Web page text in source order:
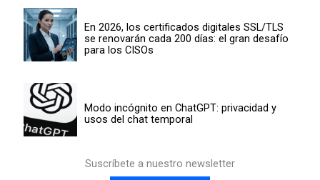
En 2026, los certificados digitales SSL/TLS
se renovarán cada 200 días: el gran desafío
para los CISOs
Modo incógnito en ChatGPT: privacidad y
usos del chat temporal
Suscríbete a nuestro newsletter